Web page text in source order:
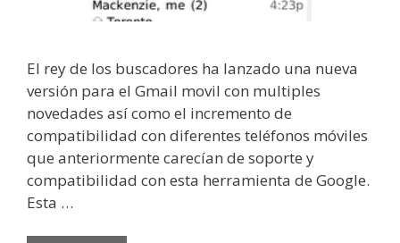
El rey de los buscadores ha lanzado una nueva
versión para el Gmail movil con multiples
novedades así como el incremento de
compatibilidad con diferentes teléfonos móviles
que anteriormente carecían de soporte y
compatibilidad con esta herramienta de Google.
Esta …